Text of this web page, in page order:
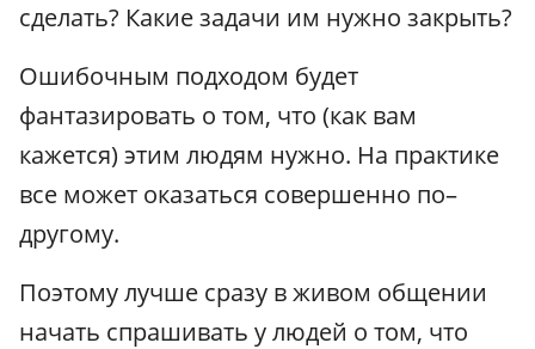
сделать? Какие задачи им нужно закрыть?
Ошибочным подходом будет
фантазировать о том, что (как вам
кажется) этим людям нужно. На практике
все может оказаться совершенно по–
другому.
Поэтому лучше сразу в живом общении
начать спрашивать у людей о том, что